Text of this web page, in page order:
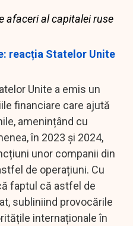
afaceri al capitalei ruse
reacția Statelor Unite
Unite a emis un
financiare care ajută
amenințând cu
în 2023 și 2024,
unor companii din
de operațiuni. Cu
faptul că astfel de
subliniind provocările
internaționale în